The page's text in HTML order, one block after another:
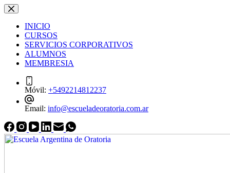
Saltar
contenido
Saltar
contenidoINICIO
CURSOS
SERVICIOS CORPORATIVOS
ALUMNOS
MEMBRESIA
Móvil: +5492214812237
Email: info@escueladeoratoria.com.ar